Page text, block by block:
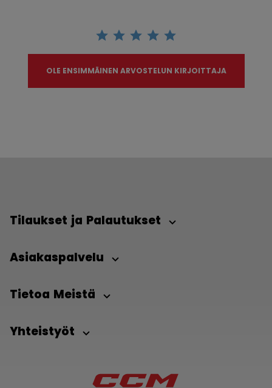
OLE ENSIMMÄINEN ARVOSTELUN KIRJOITTAJA
Tilaukset ja Palautukset
Asiakaspalvelu
Tietoa Meistä
Yhteistyöt